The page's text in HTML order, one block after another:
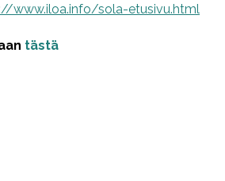
www.iloa.info/sola-etusivu.html
tästä